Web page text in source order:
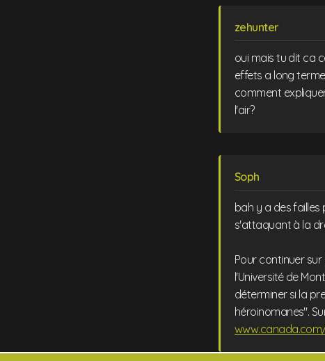
zehunter
oui mais tu dit ca
effets a long
comment
l'air?
Soph
bah y a des
s'attaquant à la
Pour continuer
l'Université de
déterminer si la
héroinomanes".